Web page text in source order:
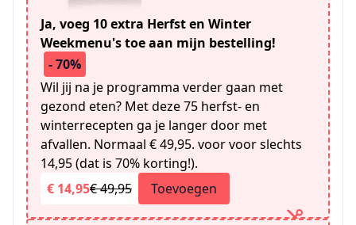
Ja, voeg 10 extra Herfst en Winter
Weekmenu's toe aan mijn bestelling!
- 70%
Wil jij na je programma verder gaan met
gezond eten? Met deze 75 herfst- en
winterrecepten ga je langer door met
afvallen. Normaal € 49,95. voor voor slechts
14,95 (dat is 70% korting!).
€ 14,95€ 49,95 Toevoegen